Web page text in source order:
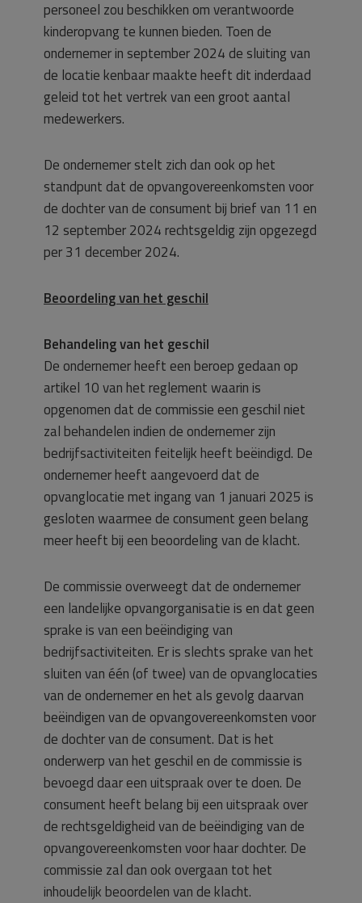
personeel zou beschikken om verantwoorde
kinderopvang te kunnen bieden. Toen de
ondernemer in september 2024 de sluiting van
de locatie kenbaar maakte heeft dit inderdaad
geleid tot het vertrek van een groot aantal
medewerkers.
De ondernemer stelt zich dan ook op het
standpunt dat de opvangovereenkomsten voor
de dochter van de consument bij brief van 11 en
12 september 2024 rechtsgeldig zijn opgezegd
per 31 december 2024.
Beoordeling van het geschil
Behandeling van het geschil
De ondernemer heeft een beroep gedaan op
artikel 10 van het reglement waarin is
opgenomen dat de commissie een geschil niet
zal behandelen indien de ondernemer zijn
bedrijfsactiviteiten feitelijk heeft beëindigd. De
ondernemer heeft aangevoerd dat de
opvanglocatie met ingang van 1 januari 2025 is
gesloten waarmee de consument geen belang
meer heeft bij een beoordeling van de klacht.
De commissie overweegt dat de ondernemer
een landelijke opvangorganisatie is en dat geen
sprake is van een beëindiging van
bedrijfsactiviteiten. Er is slechts sprake van het
sluiten van één (of twee) van de opvanglocaties
van de ondernemer en het als gevolg daarvan
beëindigen van de opvangovereenkomsten voor
de dochter van de consument. Dat is het
onderwerp van het geschil en de commissie is
bevoegd daar een uitspraak over te doen. De
consument heeft belang bij een uitspraak over
de rechtsgeldigheid van de beëindiging van de
opvangovereenkomsten voor haar dochter. De
commissie zal dan ook overgaan tot het
inhoudelijk beoordelen van de klacht.